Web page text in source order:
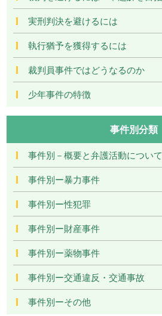
実刑判決を避けるには
執行猶予を獲得するには
裁判員事件ではどうなるのか
少年事件の特徴
事件別分類
事件別－概要と弁護活動について
事件別ー暴力事件
事件別ー性犯罪
事件別ー財産事件
事件別ー薬物事件
事件別ー交通違反・交通事故
事件別ーその他